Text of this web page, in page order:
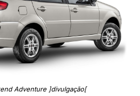
Adventure ]divulgação[